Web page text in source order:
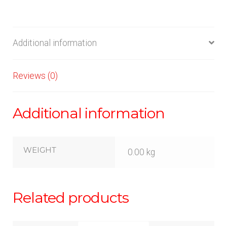
Additional information
Reviews (0)
Additional information
WEIGHT 0.00 kg
Related products